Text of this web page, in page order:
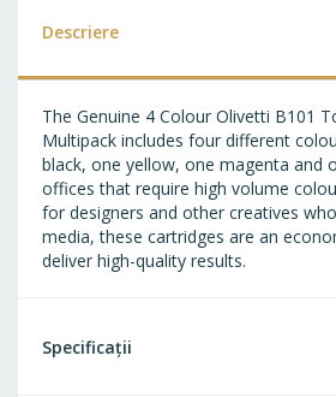
Descriere
The Genuine 4 Colour Olivetti B101
Multipack includes four different
black, one yellow, one magenta and
offices that require high volume
for designers and other creatives
media, these cartridges are an
deliver high-quality results.
Specificații